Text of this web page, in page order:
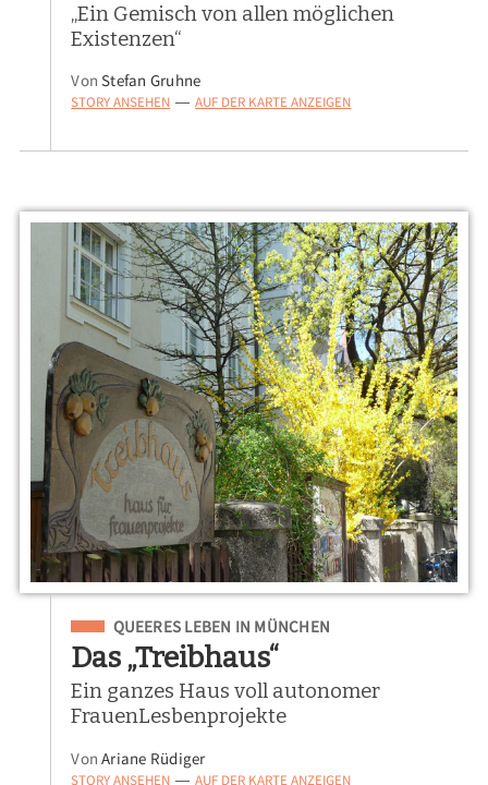
„Ein Gemisch von allen möglichen
Existenzen“
VonStefan Gruhne
STORY ANSEHEN — AUF DER KARTE ANZEIGEN
Eingeordnet unter
QUEERES LEBEN IN MÜNCHEN
Das „Treibhaus“
Ein ganzes Haus voll autonomer
FrauenLesbenprojekte
VonAriane Rüdiger
STORY ANSEHEN — AUF DER KARTE ANZEIGEN